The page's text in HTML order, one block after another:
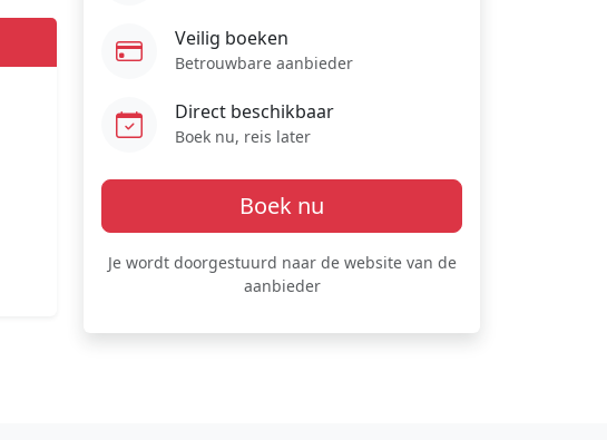
Veilig boeken
Betrouwbare aanbieder
Direct beschikbaar
Boek nu, reis later
Boek nu
Je wordt doorgestuurd naar de website van de
aanbieder